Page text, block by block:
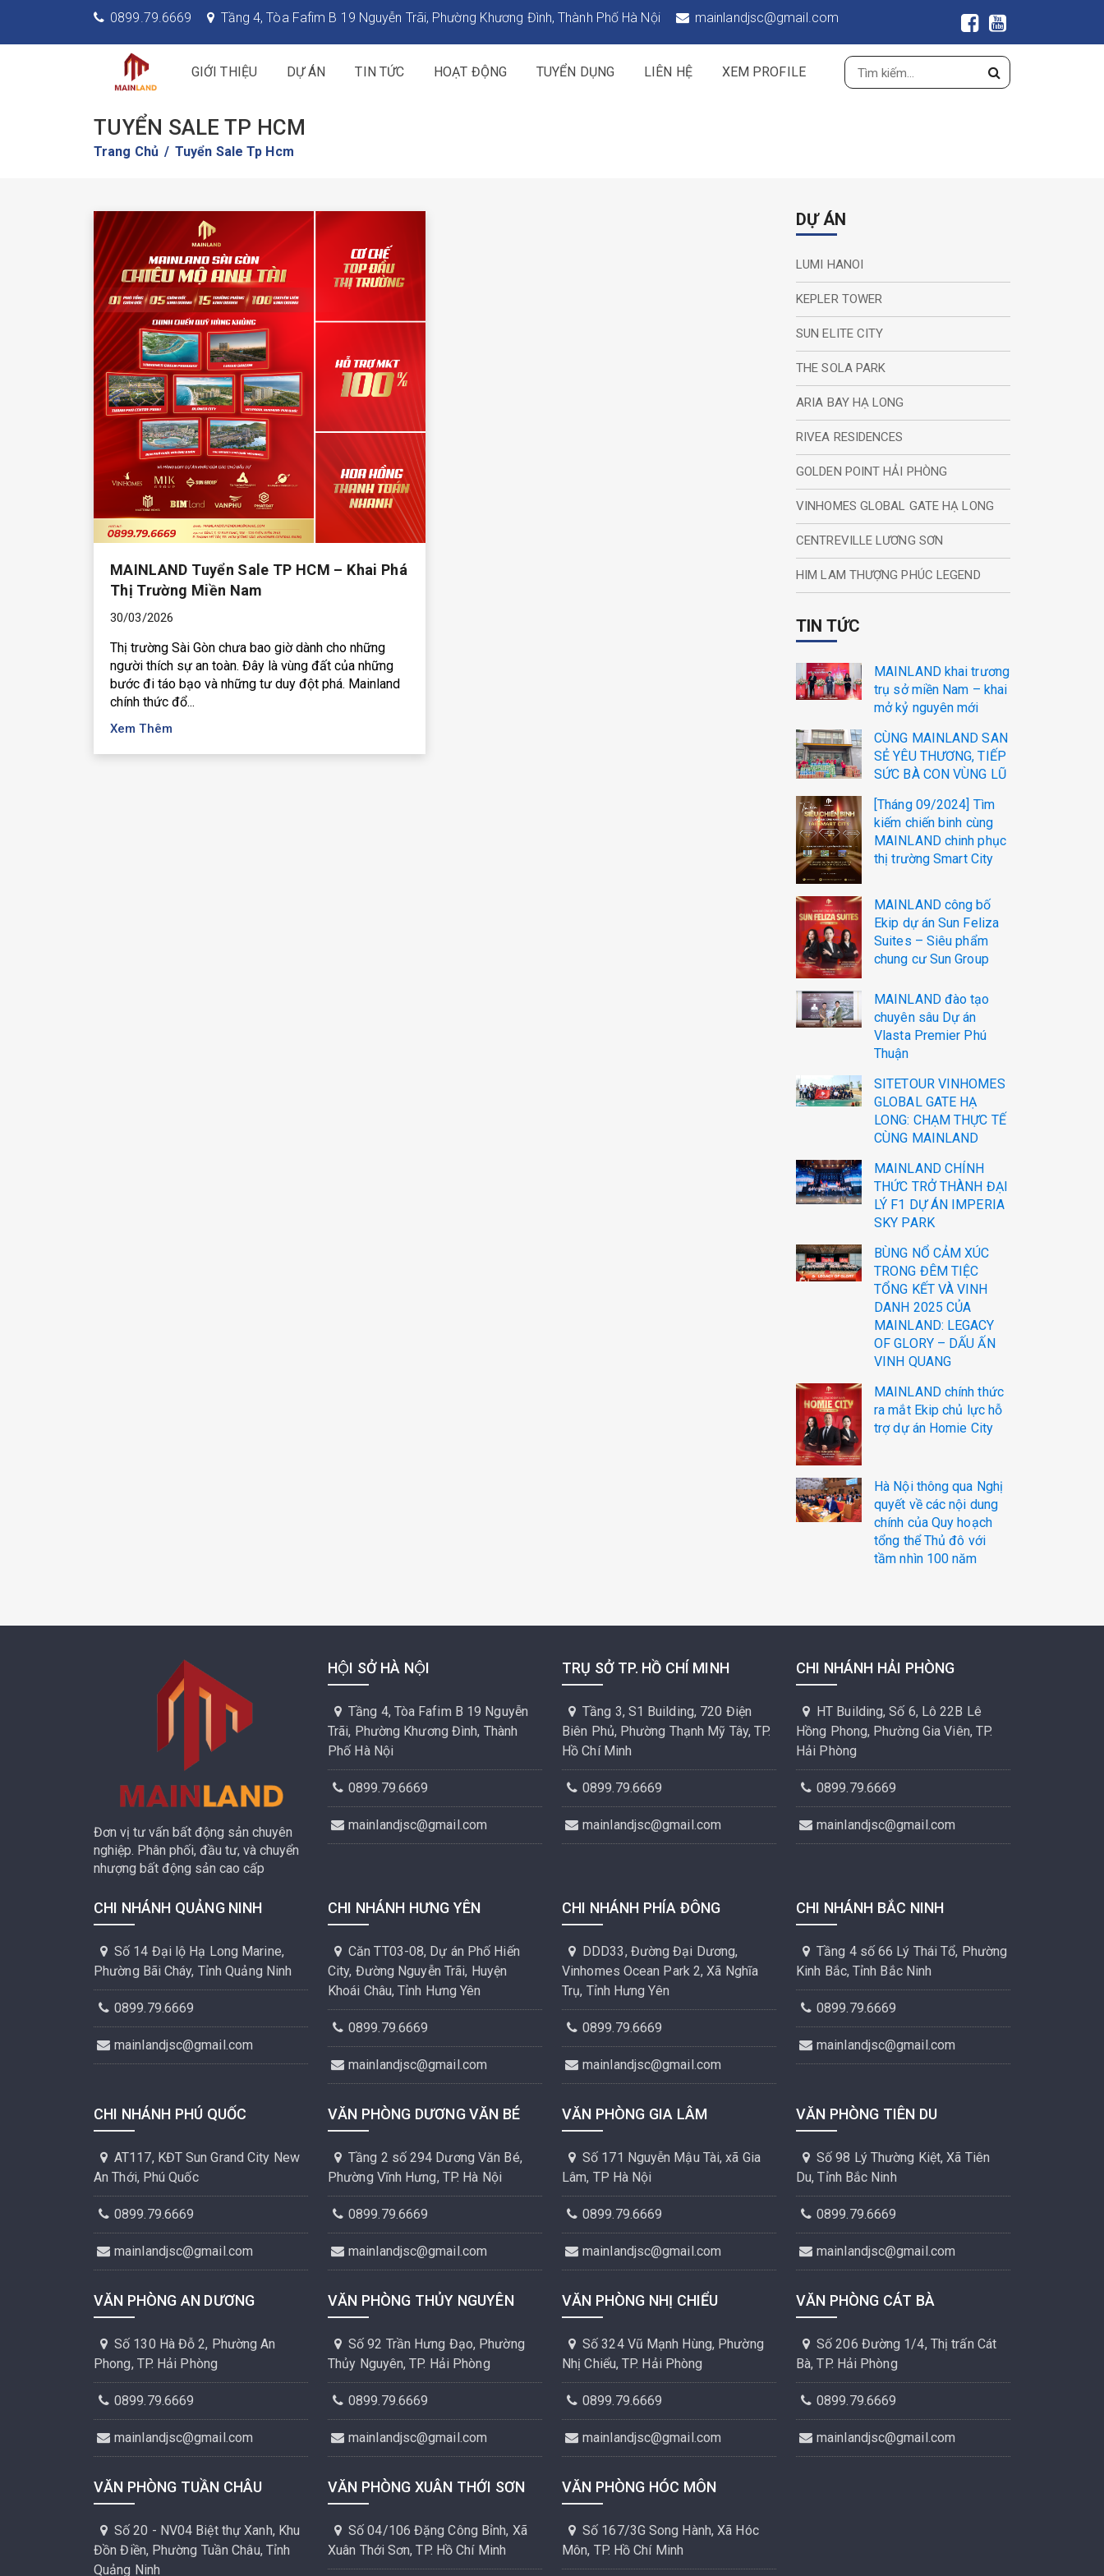
0899.79.6669 Tầng 4, Tòa Fafim B 19 Nguyễn Trãi, Phường Khương Đình, Thành Phố Hà Nội mainlandjsc@gmail.com
GIỚI THIỆU DỰ ÁN TIN TỨC HOẠT ĐỘNG TUYỂN DỤNG LIÊN HỆ XEM PROFILE
TUYỂN SALE TP HCM
Trang Chủ Tuyển Sale Tp Hcm
MAINLAND Tuyển Sale TP HCM – Khai Phá
Thị Trường Miền Nam
30/03/2026
Thị trường Sài Gòn chưa bao giờ dành cho những
người thích sự an toàn. Đây là vùng đất của những
bước đi táo bạo và những tư duy đột phá. Mainland
chính thức đổ...
Xem Thêm
DỰ ÁN
LUMI HANOI
KEPLER TOWER
SUN ELITE CITY
THE SOLA PARK
ARIA BAY HẠ LONG
RIVEA RESIDENCES
GOLDEN POINT HẢI PHÒNG
VINHOMES GLOBAL GATE HẠ LONG
CENTREVILLE LƯƠNG SƠN
HIM LAM THƯỢNG PHÚC LEGEND
TIN TỨC
MAINLAND khai trương
trụ sở miền Nam – khai
mở kỷ nguyên mới
CÙNG MAINLAND SAN
SẺ YÊU THƯƠNG, TIẾP
SỨC BÀ CON VÙNG LŨ
[Tháng 09/2024] Tìm
kiếm chiến binh cùng
MAINLAND chinh phục
thị trường Smart City
MAINLAND công bố
Ekip dự án Sun Feliza
Suites – Siêu phẩm
chung cư Sun Group
MAINLAND đào tạo
chuyên sâu Dự án
Vlasta Premier Phú
Thuận
SITETOUR VINHOMES
GLOBAL GATE HẠ
LONG: CHẠM THỰC TẾ
CÙNG MAINLAND
MAINLAND CHÍNH
THỨC TRỞ THÀNH ĐẠI
LÝ F1 DỰ ÁN IMPERIA
SKY PARK
BÙNG NỔ CẢM XÚC
TRONG ĐÊM TIỆC
TỔNG KẾT VÀ VINH
DANH 2025 CỦA
MAINLAND: LEGACY
OF GLORY – DẤU ẤN
VINH QUANG
MAINLAND chính thức
ra mắt Ekip chủ lực hỗ
trợ dự án Homie City
Hà Nội thông qua Nghị
quyết về các nội dung
chính của Quy hoạch
tổng thể Thủ đô với
tầm nhìn 100 năm
Đơn vị tư vấn bất động sản chuyên
nghiệp. Phân phối, đầu tư, và chuyển
nhượng bất động sản cao cấp
HỘI SỞ HÀ NỘI
Tầng 4, Tòa Fafim B 19 Nguyễn
Trãi, Phường Khương Đình, Thành
Phố Hà Nội
0899.79.6669
mainlandjsc@gmail.com
TRỤ SỞ TP. HỒ CHÍ MINH
Tầng 3, S1 Building, 720 Điện
Biên Phủ, Phường Thạnh Mỹ Tây, TP.
Hồ Chí Minh
0899.79.6669
mainlandjsc@gmail.com
CHI NHÁNH HẢI PHÒNG
HT Building, Số 6, Lô 22B Lê
Hồng Phong, Phường Gia Viên, TP.
Hải Phòng
0899.79.6669
mainlandjsc@gmail.com
CHI NHÁNH QUẢNG NINH
Số 14 Đại lộ Hạ Long Marine,
Phường Bãi Cháy, Tỉnh Quảng Ninh
0899.79.6669
mainlandjsc@gmail.com
CHI NHÁNH HƯNG YÊN
Căn TT03-08, Dự án Phố Hiến
City, Đường Nguyễn Trãi, Huyện
Khoái Châu, Tỉnh Hưng Yên
0899.79.6669
mainlandjsc@gmail.com
CHI NHÁNH PHÍA ĐÔNG
DDD33, Đường Đại Dương,
Vinhomes Ocean Park 2, Xã Nghĩa
Trụ, Tỉnh Hưng Yên
0899.79.6669
mainlandjsc@gmail.com
CHI NHÁNH BẮC NINH
Tầng 4 số 66 Lý Thái Tổ, Phường
Kinh Bắc, Tỉnh Bắc Ninh
0899.79.6669
mainlandjsc@gmail.com
CHI NHÁNH PHÚ QUỐC
AT117, KĐT Sun Grand City New
An Thới, Phú Quốc
0899.79.6669
mainlandjsc@gmail.com
VĂN PHÒNG DƯƠNG VĂN BÉ
Tầng 2 số 294 Dương Văn Bé,
Phường Vĩnh Hưng, TP. Hà Nội
0899.79.6669
mainlandjsc@gmail.com
VĂN PHÒNG GIA LÂM
Số 171 Nguyễn Mậu Tài, xã Gia
Lâm, TP Hà Nội
0899.79.6669
mainlandjsc@gmail.com
VĂN PHÒNG TIÊN DU
Số 98 Lý Thường Kiệt, Xã Tiên
Du, Tỉnh Bắc Ninh
0899.79.6669
mainlandjsc@gmail.com
VĂN PHÒNG AN DƯƠNG
Số 130 Hà Đỗ 2, Phường An
Phong, TP. Hải Phòng
0899.79.6669
mainlandjsc@gmail.com
VĂN PHÒNG THỦY NGUYÊN
Số 92 Trần Hưng Đạo, Phường
Thủy Nguyên, TP. Hải Phòng
0899.79.6669
mainlandjsc@gmail.com
VĂN PHÒNG NHỊ CHIỂU
Số 324 Vũ Mạnh Hùng, Phường
Nhị Chiểu, TP. Hải Phòng
0899.79.6669
mainlandjsc@gmail.com
VĂN PHÒNG CÁT BÀ
Số 206 Đường 1/4, Thị trấn Cát
Bà, TP. Hải Phòng
0899.79.6669
mainlandjsc@gmail.com
VĂN PHÒNG TUẦN CHÂU
Số 20 - NV04 Biệt thự Xanh, Khu
Đồn Điền, Phường Tuần Châu, Tỉnh
Quảng Ninh
VĂN PHÒNG XUÂN THỚI SƠN
Số 04/106 Đặng Công Bỉnh, Xã
Xuân Thới Sơn, TP. Hồ Chí Minh
VĂN PHÒNG HÓC MÔN
Số 167/3G Song Hành, Xã Hóc
Môn, TP. Hồ Chí Minh